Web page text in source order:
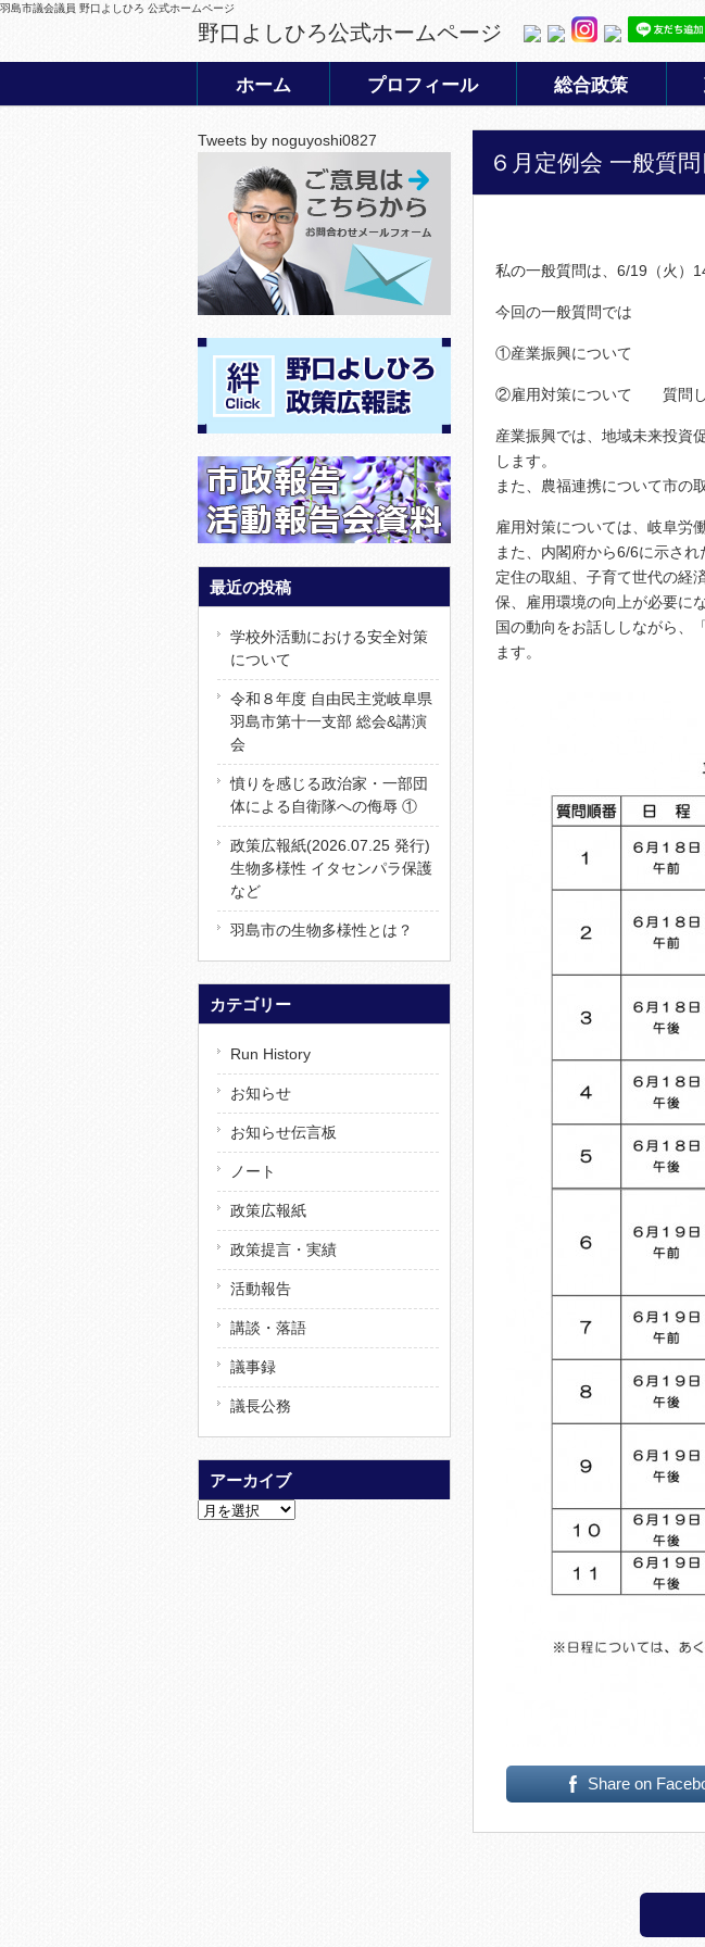
羽島市議会議員 野口よしひろ 公式ホームページ
野口よしひろ公式ホームページ
ホーム プロフィール 総合政策
６月定例会 一般質
私の一般質問は、6/19（火）
今回の一般質問では
①産業振興について
②雇用対策について 質問し
産業振興では、地域未来投資
します。
また、農福連携について市の
雇用対策については、岐阜労
また、内閣府から6/6に示さ
定住の取組、子育て世代の経
保、雇用環境の向上が必要に
国の動向をお話ししながら、
ます。
Share on
Tweets by noguyoshi0827
最近の投稿
学校外活動における安全対策
について
令和８年度 自由民主党岐阜県
羽島市第十一支部 総会&講演
会
憤りを感じる政治家・一部団
体による自衛隊への侮辱 ①
政策広報紙(2026.07.25 発行)
生物多様性 イタセンパラ保護
など
羽島市の生物多様性とは？
カテゴリー
Run History
お知らせ
お知らせ伝言板
ノート
政策広報紙
政策提言・実績
活動報告
講談・落語
議事録
議長公務
アーカイブ
ア